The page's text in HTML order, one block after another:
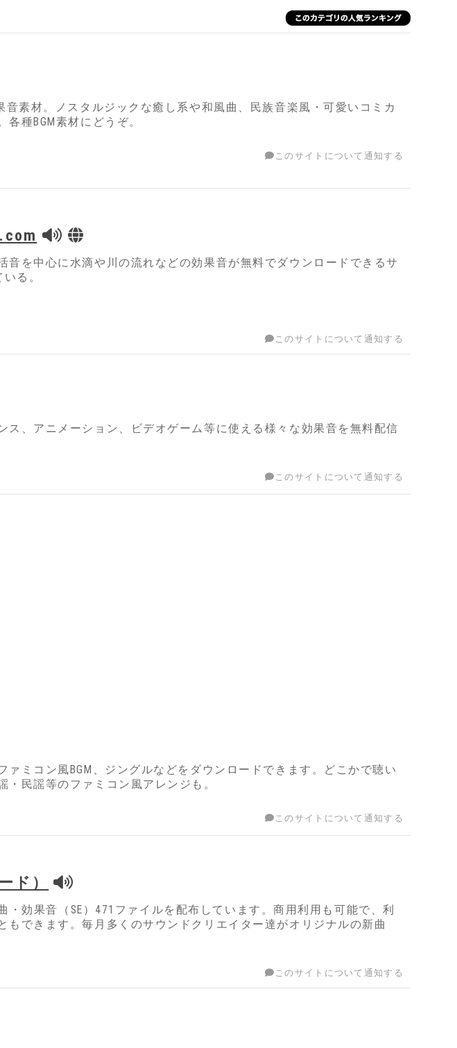
音素材。ノスタルジックな癒し系や和風曲、民族音楽風・可愛いコミカ
種BGM素材にどうぞ。
このサイトについて通知する
音を中心に水滴や川の流れなどの効果音が無料でダウンロードできるサ
る。
このサイトについて通知する
ス、アニメーション、ビデオゲーム等に使える様々な効果音を無料配信
このサイトについて通知する
ミコン風BGM、ジングルなどをダウンロードできます。どこかで聴い
民謡等のファミコン風アレンジも。
このサイトについて通知する
ド）
・効果音（SE）471ファイルを配布しています。商用利用も可能で、利
もできます。毎月多くのサウンドクリエイター達がオリジナルの新曲
このサイトについて通知する